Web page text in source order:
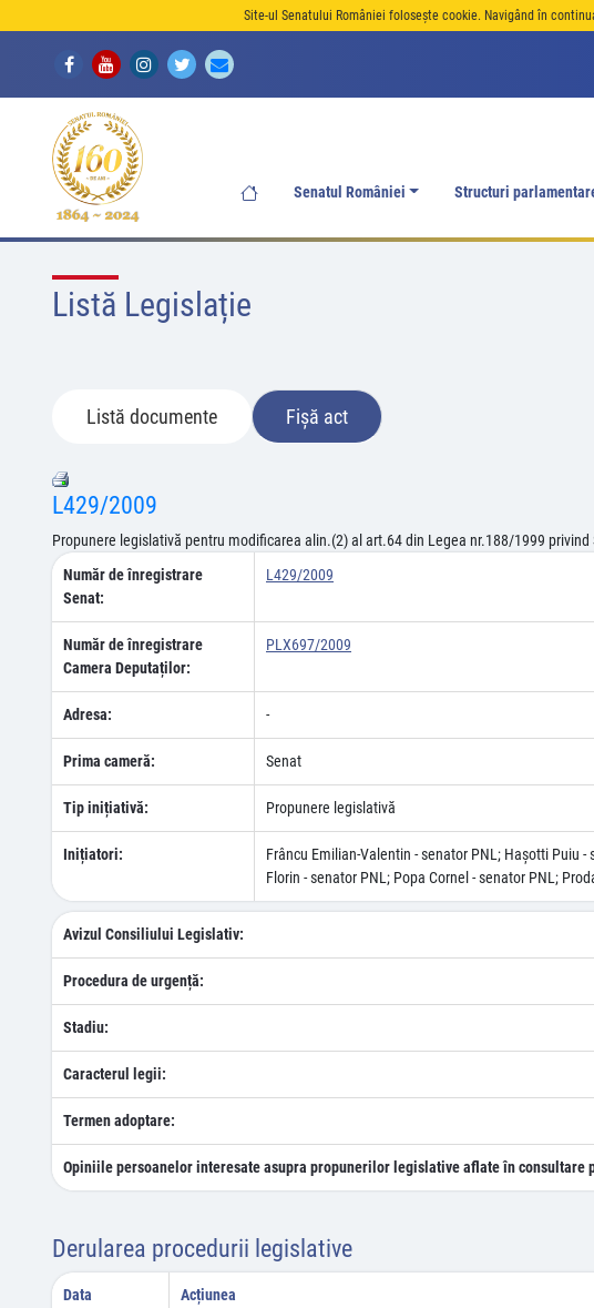
Site-ul Senatului României folosește cookie. Navigând în
Senatul României Structuri
Listă Legislație
Listă documente Fișă act
L429/2009
Propunere legislativă pentru modificarea alin.(2) al art.64 din Legea nr.188/1999
Număr de înregistrare
Senat:
L429/2009
Număr de înregistrare
Camera Deputaților:
PLX697/2009
Adresa: -
Prima cameră: Senat
Tip inițiativă: Propunere legislativă
Inițiatori:
Frâncu Emilian-Valentin - senator PNL; Haşotti Puiu
Florin - senator PNL; Popa Cornel - senator PNL;
Avizul Consiliului Legislativ:
Procedura de urgență:
Stadiu:
Caracterul legii:
Termen adoptare:
Opiniile persoanelor interesate asupra propunerilor legislative aflate în consultare
Derularea procedurii legislative
Data Acțiunea